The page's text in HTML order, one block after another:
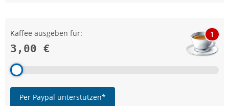
Kaffee ausgeben für:
3,00 €
1
Per Paypal unterstützen*